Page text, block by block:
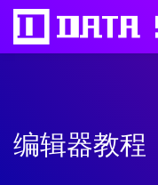
编辑器教程